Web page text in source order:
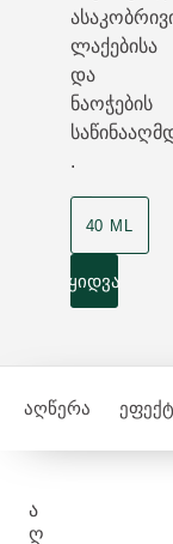
ლაქებისა
და
ნაოჭების
.
40 ML
ყიდვა
აღწერა
Ა
Ღ